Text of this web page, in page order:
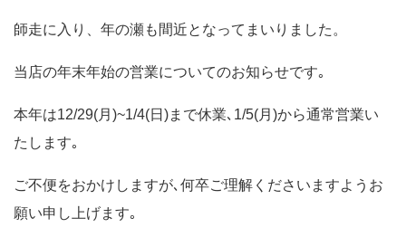
師走に入り、年の瀬も間近となってまいりました。
当店の年末年始の営業についてのお知らせです｡
本年は12/29(月)~1/4(日)まで休業､1/5(月)から通常営業い
たします｡
ご不便をおかけしますが､何卒ご理解くださいますようお
願い申し上げます｡